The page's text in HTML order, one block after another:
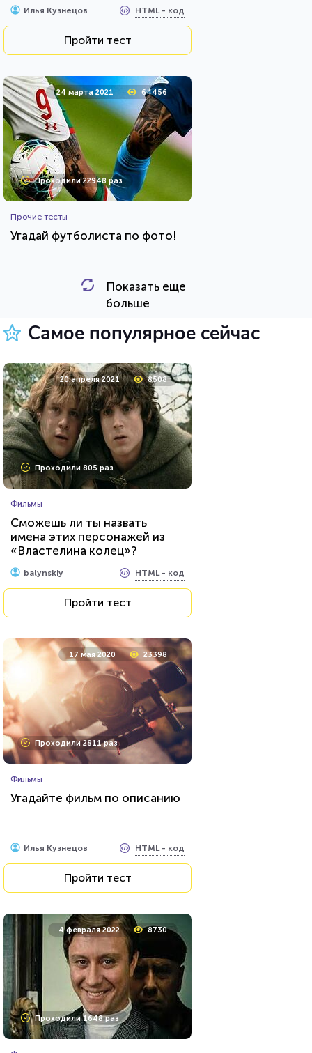
Илья Кузнецов HTML - код
Пройти тест
24 марта 2021 64456
Проходили 22948 раз
Прочие тесты
Угадай футболиста по фото!
HTML - код
8 мая 2021 10542
Проходили 646 раз
Тест на знание персонажей
сериалов от Netflix
Пройти тест
15 февраля 2022 53616
Проходили 7539 раз
Тест: Великие русские
писатели
Пройти тест
23 июня 2021
Проходили 20937 раз
Показать еще
больше
Самое популярное сейчас
20 апреля 2021 8508
Проходили 805 раз
Фильмы
Сможешь ли ты назвать
имена этих персонажей из
«Властелина колец»?
balynskiy HTML - код
Пройти тест
17 мая 2020 23398
Проходили 2811 раз
Фильмы
Угадайте фильм по описанию
Илья Кузнецов HTML - код
Пройти тест
4 февраля 2022 8730
Проходили 1648 раз